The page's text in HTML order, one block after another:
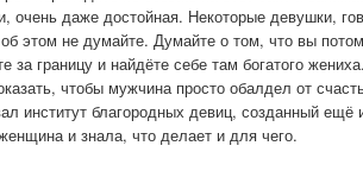
очень даже достойная. Некоторые девушки,
этом не думайте. Думайте о том, что вы
за границу и найдёте себе там богатого
чтобы мужчина просто обалдел от
институт благородных девиц, созданный ещё
и знала, что делает и для чего.